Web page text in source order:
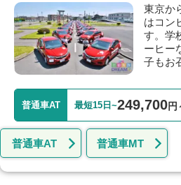
東京か
はコン
す。学
ーヒー
子もお
普通車AT 最短15日~249,700円
普通車AT 普通車MT